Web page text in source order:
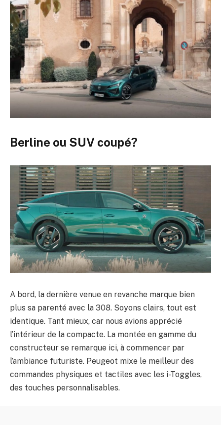
Berline ou SUV coupé?
A bord, la dernière venue en revanche marque bien
plus sa parenté avec la 308. Soyons clairs, tout est
identique. Tant mieux, car nous avions apprécié
l’intérieur de la compacte. La montée en gamme du
constructeur se remarque ici, à commencer par
l’ambiance futuriste. Peugeot mixe le meilleur des
commandes physiques et tactiles avec les i-Toggles,
des touches personnalisables.